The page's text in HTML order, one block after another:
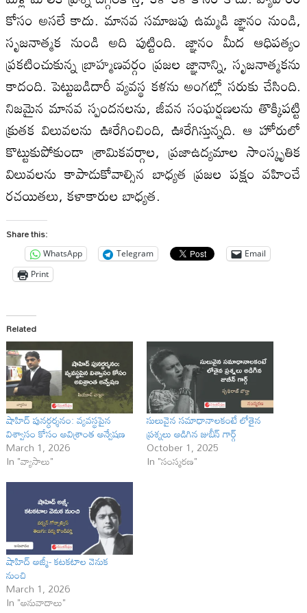
కోసం అస‌లే కాదు. మాన‌వ స‌మాజ‌పు ఉమ్మ‌డి జ్ఞానం నుండి,
సృజ‌నాత్మ‌క నుండి అది పుట్టింది. జ్ఞానం మీద ఆధిప‌త్యం
ప్ర‌క‌టించుకున్న బ్రాహ్మ‌ణ‌వ‌ర్గం ప్ర‌జ‌ల జ్ఞానాన్ని, సృజ‌నాత్మ‌కను
కాదంది. పెట్టుబ‌డిదారీ వ్య‌వ‌స్థ‌ క‌ళ‌ను అంగ‌ట్లో స‌రుకు చేసింది.
నిజ‌మైన మాన‌వ స్పంద‌న‌ల‌ను, జీవన సంఘ‌ర్ష‌ణ‌ల‌ను తొక్కిప‌ట్టి
క్రుత‌క‌ విలువ‌ల‌ను ఊరేగించింది, ఊరేగిస్తున్న‌ది. ఆ హోరులో
కొట్టుకుపోకుండా శ్రామికవ‌ర్గాల‌, ప్ర‌జాఉద్య‌మాల సాంస్కృతిక
విలువ‌ల‌ను కాపాడుకోవాల్సిన బాధ్య‌త ప్ర‌జల ప‌క్షం వ‌హించే
ర‌చ‌యిత‌లు, క‌ళాకారుల బాధ్య‌త‌.
Share this:
WhatsApp Telegram
Email
Print
Related
షాహిద్ పునర్ధర్శనం: వ్యవస్థపైన
విశ్వాసం కోసం అవిశ్రాంత అన్వేషణ
March 1, 2026
In "వ్యాసాలు"
సులువైన సమాధానాలకంటే లోతైన
ప్రశ్నలు అడిగిన జుబీన్ గార్గ్
October 1, 2025
In "సంస్మరణ"
షాహిద్ అజ్మీ- కటకటాల వెనుక
నుంచి
March 1, 2026
In "అనువాదాలు"